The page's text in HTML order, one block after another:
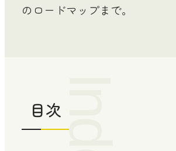
のロードマップまで。
目次